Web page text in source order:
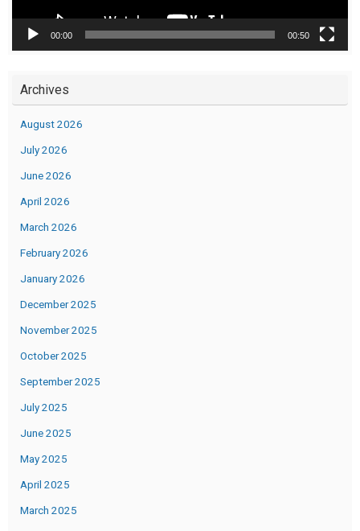
00:00 00:50
Archives
August 2026
July 2026
June 2026
April 2026
March 2026
February 2026
January 2026
December 2025
November 2025
October 2025
September 2025
July 2025
June 2025
May 2025
April 2025
March 2025